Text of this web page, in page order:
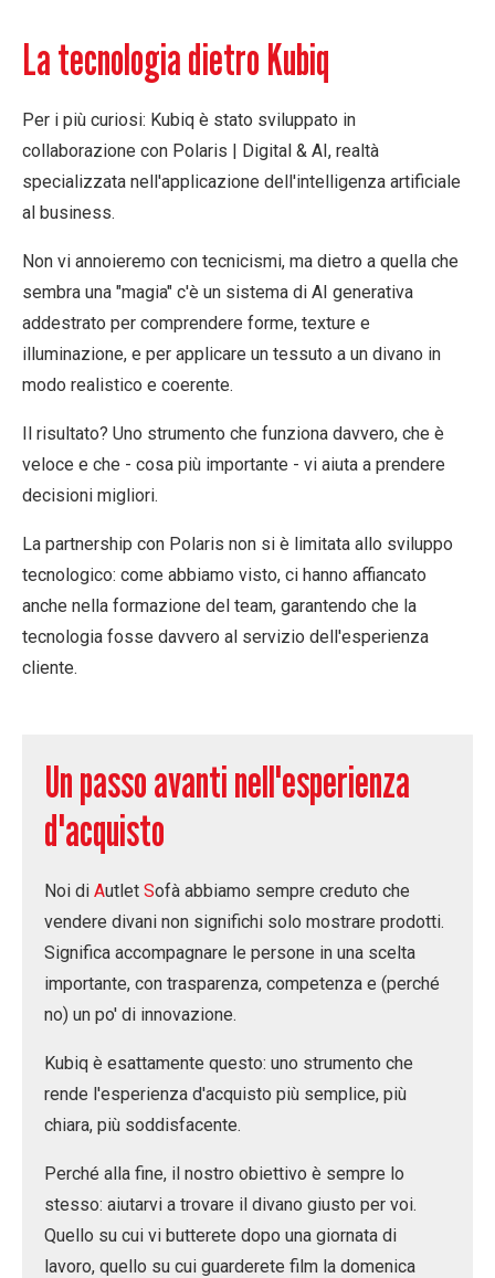
La tecnologia dietro Kubiq
Per i più curiosi: Kubiq è stato sviluppato in
collaborazione con Polaris | Digital & AI, realtà
specializzata nell'applicazione dell'intelligenza artificiale
al business.
Non vi annoieremo con tecnicismi, ma dietro a quella che
sembra una "magia" c'è un sistema di AI generativa
addestrato per comprendere forme, texture e
illuminazione, e per applicare un tessuto a un divano in
modo realistico e coerente.
Il risultato? Uno strumento che funziona davvero, che è
veloce e che - cosa più importante - vi aiuta a prendere
decisioni migliori.
La partnership con Polaris non si è limitata allo sviluppo
tecnologico: come abbiamo visto, ci hanno affiancato
anche nella formazione del team, garantendo che la
tecnologia fosse davvero al servizio dell'esperienza
cliente.
Un passo avanti nell'esperienza
d'acquisto
Noi di Autlet Sofà abbiamo sempre creduto che
vendere divani non significhi solo mostrare prodotti.
Significa accompagnare le persone in una scelta
importante, con trasparenza, competenza e (perché
no) un po' di innovazione.
Kubiq è esattamente questo: uno strumento che
rende l'esperienza d'acquisto più semplice, più
chiara, più soddisfacente.
Perché alla fine, il nostro obiettivo è sempre lo
stesso: aiutarvi a trovare il divano giusto per voi.
Quello su cui vi butterete dopo una giornata di
lavoro, quello su cui guarderete film la domenica